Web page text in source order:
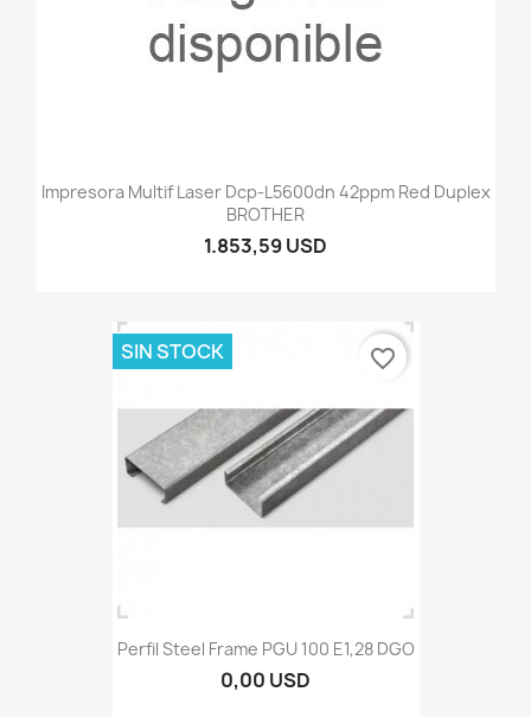
Impresora Multif Laser Dcp-L5600dn 42ppm Red Duplex
BROTHER
1.853,59 USD
Perfil Steel Frame PGU 100 E1,28 DGO
0,00 USD
SIN STOCK favorite_border